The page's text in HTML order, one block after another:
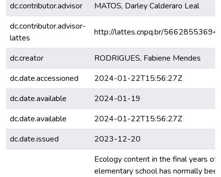
dc.contributor.advisor
MATOS, Darley Calderaro Leal
dc.contributor.advisor-
lattes
http://lattes.cnpq.br/
dc.creator
RODRIGUES, Fabiene Mendes
dc.date.accessioned
2024-01-22T15:56:27Z
dc.date.available
2024-01-19
dc.date.available
2024-01-22T15:56:27Z
dc.date.issued
2023-12-20
Ecology content in the final years of
elementary school has normally